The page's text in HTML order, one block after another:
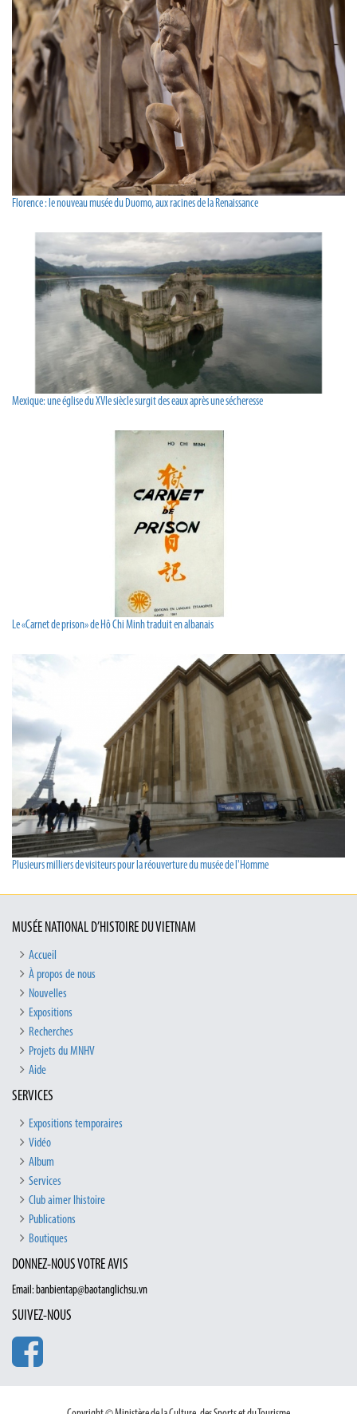
Florence : le nouveau musée du Duomo, aux racines de la Renaissance
Mexique: une église du XVIe siècle surgit des eaux après une sécheresse
Le «Carnet de prison» de Hô Chi Minh traduit en albanais
Plusieurs milliers de visiteurs pour la réouverture du musée de l'Homme
MUSÉE NATIONAL D’HISTOIRE DU VIETNAM
Accueil
À propos de nous
Nouvelles
Expositions
Recherches
Projets du MNHV
Aide
SERVICES
Expositions temporaires
Vidéo
Album
Services
Club aimer lhistoire
Publications
Boutiques
DONNEZ-NOUS VOTRE AVIS
Email: banbientap@baotanglichsu.vn
SUIVEZ-NOUS